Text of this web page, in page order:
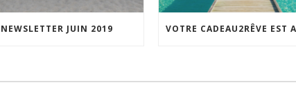
NEWSLETTER JUIN 2019